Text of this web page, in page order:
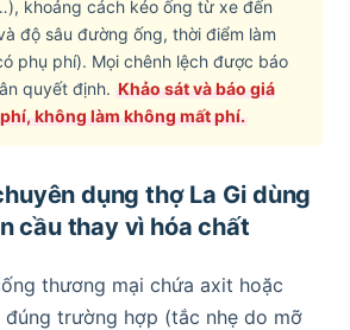
khoảng cách kéo ống từ xe đến
độ sâu đường ống, thời điểm làm
phụ phí). Mọi chênh lệch được báo
quyết định. Khảo sát và báo giá
không làm không mất phí.
dụng thợ La Gi dùng
cầu thay vì hóa chất
thương mại chứa axit hoặc
đúng trường hợp (tắc nhẹ do mỡ